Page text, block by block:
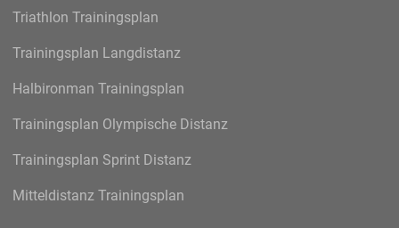
Triathlon Trainingsplan
Trainingsplan Langdistanz
Halbironman Trainingsplan
Trainingsplan Olympische Distanz
Trainingsplan Sprint Distanz
Mitteldistanz Trainingsplan